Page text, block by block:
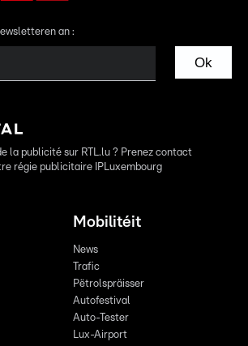
an :
Ok
la publicité sur RTL.lu ? Prenez contact
régie publicitaire IPLuxembourg
Mobilitéit
News
Trafic
Pëtrolspräisser
Autofestival
Auto-Tester
Lux-Airport